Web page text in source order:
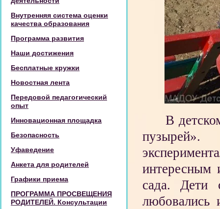
В
интересным
сада. Дети
любовались
Внутренняя система оценки
качества образования
Программа развития
Наши достижения
Бесплатные кружки
Новостная лента
Передовой педагогический
опыт
Инновационная площадка
Безопасность
Уфаведение
Анкета для родителей
Графики приема
ПРОГРАММА ПРОСВЕЩЕНИЯ
РОДИТЕЛЕЙ. Консультации